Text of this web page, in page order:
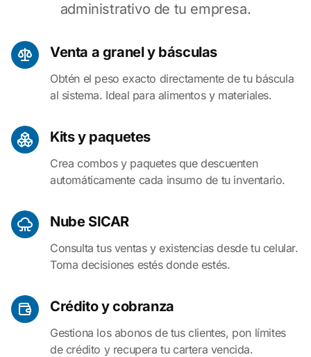
administrativo de tu empresa.
Venta a granel y básculas
Obtén el peso exacto directamente de tu báscula
al sistema. Ideal para alimentos y materiales.
Kits y paquetes
Crea combos y paquetes que descuenten
automáticamente cada insumo de tu inventario.
Nube SICAR
Consulta tus ventas y existencias desde tu celular.
Toma decisiones estés donde estés.
Crédito y cobranza
Gestiona los abonos de tus clientes, pon límites
de crédito y recupera tu cartera vencida.